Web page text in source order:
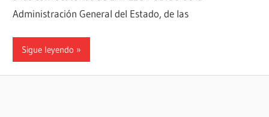
Administración General del Estado, de las
Sigue leyendo